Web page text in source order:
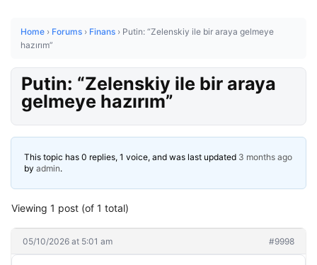
Home › Forums › Finans › Putin: “Zelenskiy ile bir araya gelmeye
hazırım”
Putin: “Zelenskiy ile bir araya
gelmeye hazırım”
This topic has 0 replies, 1 voice, and was last updated 3 months ago
by admin.
Viewing 1 post (of 1 total)
05/10/2026 at 5:01 am #9998